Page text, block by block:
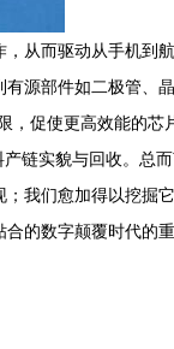
从而驱动从手机到
源部件如二极管、
促使更高效能的
链实貌与回收。总
我们愈加得以挖
的数字颠覆时代的